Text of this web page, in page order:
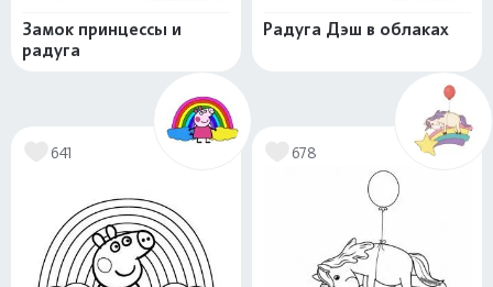
Замок принцессы и
радуга
Радуга Дэш в облаках
641 678